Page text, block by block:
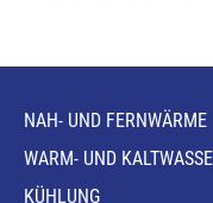
NAH- UND FERNWÄRME
WARM- UND
KÜHLUNG